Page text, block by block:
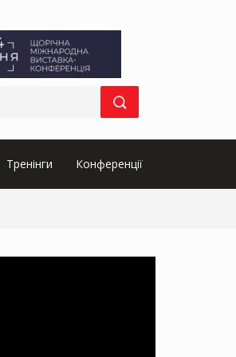
Тренінги Конференції